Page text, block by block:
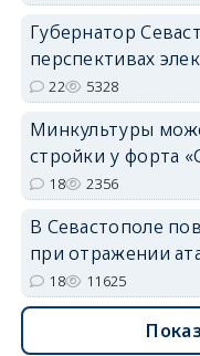
Губернатор
перспективах
22 5328
Минкультуры
стройки у форта
18 2356
В Севастополе
при отражении
18 11625